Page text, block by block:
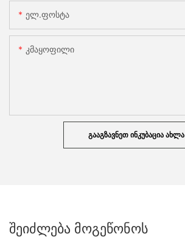
Ელ.ფოსტა
Კმაყოფილი
ᲒᲐᲐᲒᲖᲐᲕᲜᲔᲗ ᲘᲜᲙᲣᲑᲐᲪᲘᲐ ᲐᲮᲚᲐ
ᲨᲔᲘᲫᲚᲔᲑᲐ ᲛᲝᲒᲔᲬᲝᲜᲝᲡ